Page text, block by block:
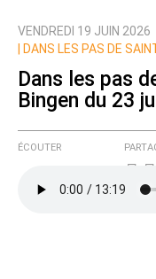
Nom
Courriel (non publié)
Ajoutez votre
VENDREDI 19 JUIN 2026
DANS LES PAS DE
Dans les pas
Bingen du 23
ÉCOUTER